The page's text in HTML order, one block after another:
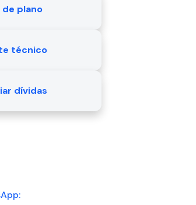
de plano
técnico
dívidas